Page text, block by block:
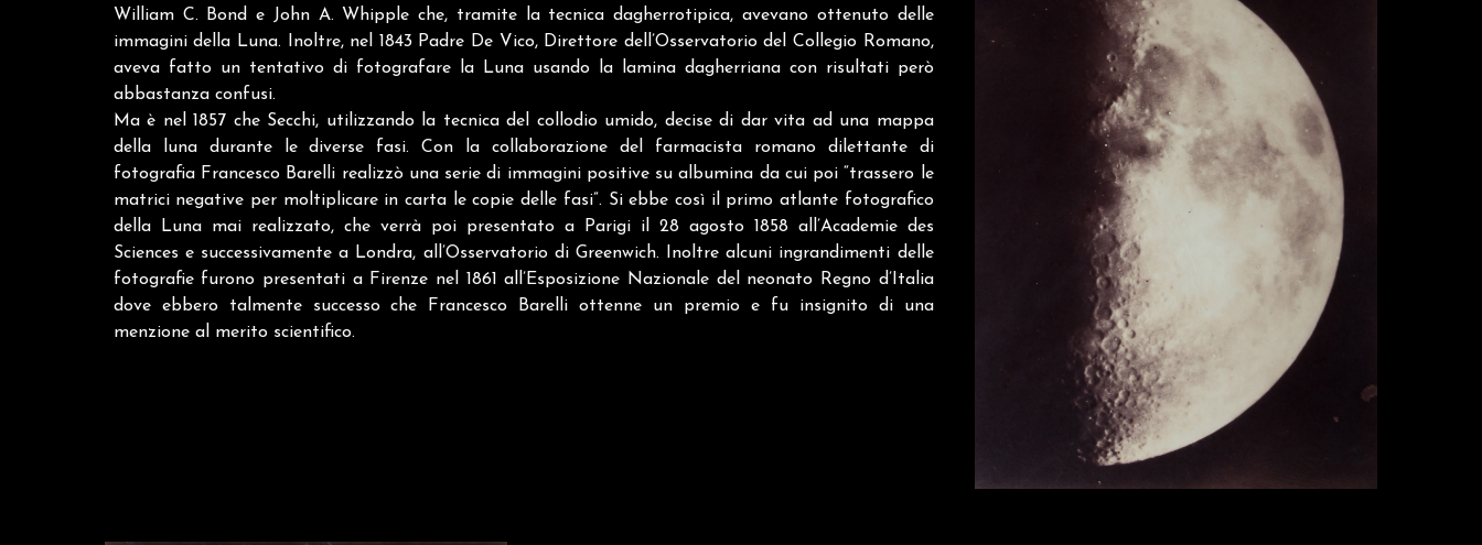
William C. Bond e John A. Whipple che, tramite la tecnica dagherrotipica, avevano ottenuto delle
immagini della Luna. Inoltre, nel 1843 Padre De Vico, Direttore dell’Osservatorio del Collegio Romano,
aveva fatto un tentativo di fotografare la Luna usando la lamina dagherriana con risultati però
abbastanza confusi.
Ma è nel 1857 che Secchi, utilizzando la tecnica del collodio umido, decise di dar vita ad una mappa
della luna durante le diverse fasi. Con la collaborazione del farmacista romano dilettante di
fotografia Francesco Barelli realizzò una serie di immagini positive su albumina da cui poi “trassero le
matrici negative per moltiplicare in carta le copie delle fasi”. Si ebbe così il primo atlante fotografico
della Luna mai realizzato, che verrà poi presentato a Parigi il 28 agosto 1858 all’Academie des
Sciences e successivamente a Londra, all’Osservatorio di Greenwich. Inoltre alcuni ingrandimenti delle
fotografie furono presentati a Firenze nel 1861 all’Esposizione Nazionale del neonato Regno d’Italia
dove ebbero talmente successo che Francesco Barelli ottenne un premio e fu insignito di una
menzione al merito scientifico.